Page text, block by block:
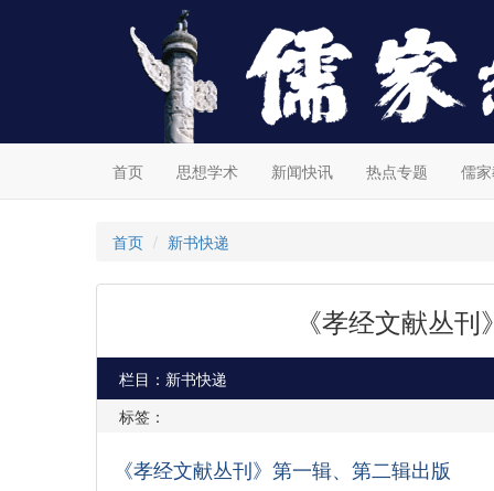
首页 思想学术 新闻快讯 热点专题 儒
首页 新书快递
《孝经文献丛
栏目：新书快递
标签：
《孝经文献丛刊》第一辑、第二辑出版